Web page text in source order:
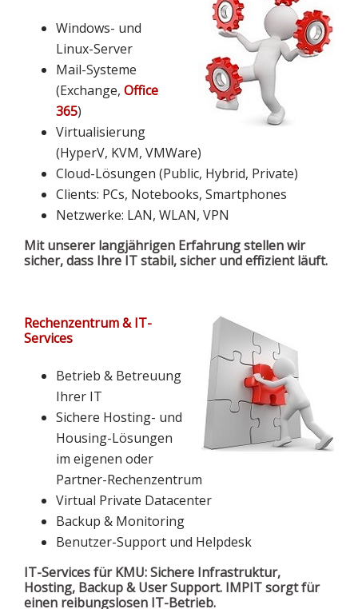
Windows- und
Linux-Server
Mail-Systeme
(Exchange, Office
365)
Virtualisierung
(HyperV, KVM, VMWare)
Cloud-Lösungen (Public, Hybrid, Private)
Clients: PCs, Notebooks, Smartphones
Netzwerke: LAN, WLAN, VPN
Mit unserer langjährigen Erfahrung stellen wir
sicher, dass Ihre IT stabil, sicher und effizient läuft.
Rechenzentrum & IT-
Services
Betrieb & Betreuung
Ihrer IT
Sichere Hosting- und
Housing-Lösungen
im eigenen oder
Partner-Rechenzentrum
Virtual Private Datacenter
Backup & Monitoring
Benutzer-Support und Helpdesk
IT-Services für KMU: Sichere Infrastruktur,
Hosting, Backup & User Support. IMPIT sorgt für
einen reibungslosen IT-Betrieb.